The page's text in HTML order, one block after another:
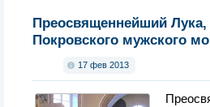
Преосвященнейший Лука,
Покровского мужского
17 фев 2013